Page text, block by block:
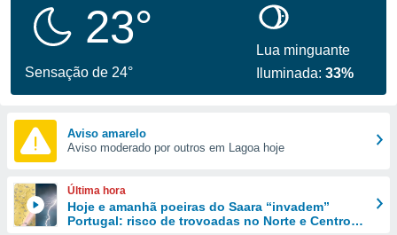
fornecidas
a este
das
e
forma
digital
23°
Sensação de 24°
Lua minguante
Iluminada:33%
Aviso amarelo
Aviso moderado por outros em Lagoa hoje
Última hora
Hoje e amanhã poeiras do Saara “invadem”
Portugal: risco de trovoadas no Norte e Centro